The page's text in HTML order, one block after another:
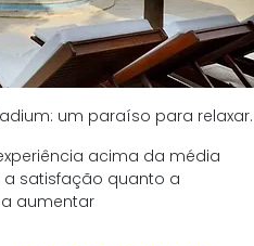
um paraíso para relaxar.
acima da média
satisfação quanto a
aumentar